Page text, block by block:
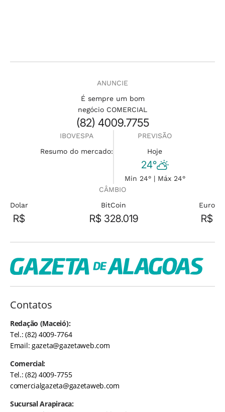
ANUNCIE
É sempre um bom
negócio COMERCIAL
(82) 4009.7755
IBOVESPA
Resumo do mercado:
PREVISÃO
Hoje
24°
Min 24° | Máx 24°
CÂMBIO
Dolar
R$
BitCoin
R$ 328.019
Euro
R$
Contatos
Redação (Maceió):
Tel.: (82) 4009-7764
Email:gazeta@gazetaweb.com
Comercial:
Tel.: (82) 4009-7755
comercialgazeta@gazetaweb.com
Sucursal Arapiraca: